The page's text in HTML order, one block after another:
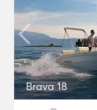
Brava 18